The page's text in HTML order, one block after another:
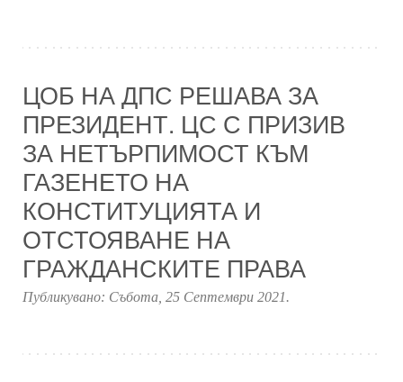
ЦОБ НА ДПС РЕШАВА ЗА
ПРЕЗИДЕНТ. ЦС С ПРИЗИВ
ЗА НЕТЪРПИМОСТ КЪМ
ГАЗЕНЕТО НА
КОНСТИТУЦИЯТА И
ОТСТОЯВАНЕ НА
ГРАЖДАНСКИТЕ ПРАВА
Публикувано: Събота, 25 Септември 2021.